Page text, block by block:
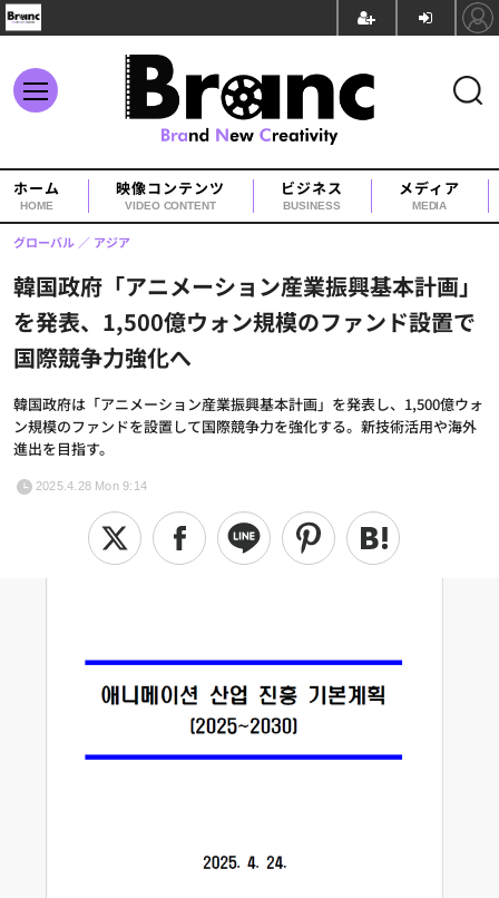
ホーム
HOME
映像コンテンツ
VIDEO CONTENT
ビジネス
BUSINESS
メディア
MEDIA
韓国政府「アニメーション産業振興基本計画」
を発表、1,500億ウォン規模のファンド設置で
国際競争力強化へ
韓国政府は「アニメーション産業振興基本計画」を発表し、1,500億ウォ
ン規模のファンドを設置して国際競争力を強化する。新技術活用や海外
進出を目指す。
グローバル アジア
2025.4.28 Mon 9:14